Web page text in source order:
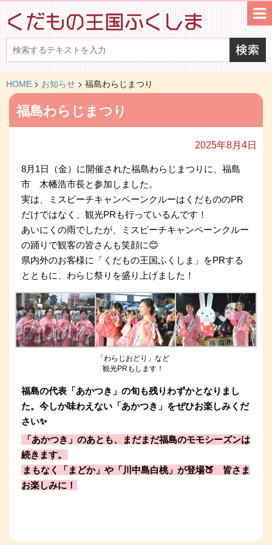
HOME > お知らせ > 福島わらじまつり
福島わらじまつり
2025年8月4日
8月1日（金）に開催された福島わらじまつりに、福島
市 木幡浩市長と参加しました。
実は、ミスピーチキャンペーンクルーはくだもののPR
だけではなく、観光PRも行っているんです！
あいにくの雨でしたが、ミスピーチキャンペーンクルー
の踊りで観客の皆さんも笑顔に😊
県内外のお客様に「くだもの王国ふくしま」をPRする
とともに、わらじ祭りを盛り上げました！
「わらじおどり」など
観光PRもします！
福島の代表「あかつき」の旬も残りわずかとなりまし
た。今しか味わえない「あかつき」をぜひお楽しみくだ
さい✨
「あかつき」のあとも、まだまだ福島のモモシーズンは
続きます。
まもなく「まどか」や「川中島白桃」が登場🍑 皆さま
お楽しみに！